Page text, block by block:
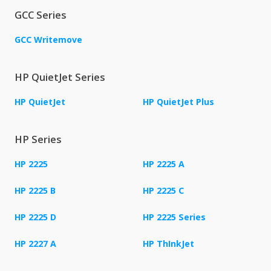
GCC Series
GCC Writemove
HP QuietJet Series
HP QuietJet HP QuietJet Plus
HP Series
HP 2225 HP 2225 A
HP 2225 B HP 2225 C
HP 2225 D HP 2225 Series
HP 2227 A HP ThInkJet